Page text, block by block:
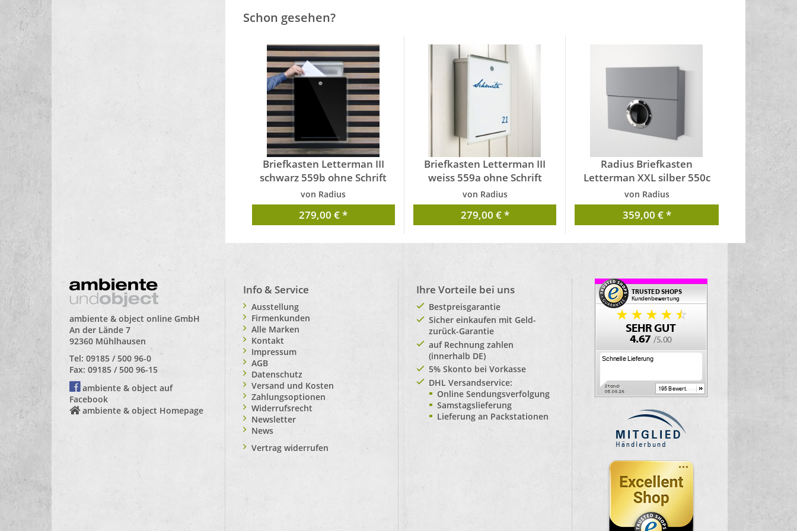
Schon gesehen?
Briefkasten Letterman III
schwarz 559b ohne Schrift
von Radius
279,00 € *
Briefkasten Letterman III
weiss 559a ohne Schrift
von Radius
279,00 € *
Radius Briefkasten
Letterman XXL silber 550c
von Radius
359,00 € *
ambiente & object online GmbH
An der Lände 7
92360 Mühlhausen
Tel: 09185 / 500 96-0
Fax: 09185 / 500 96-15
ambiente & object auf
Facebook
ambiente & object Homepage
Info & Service
Ausstellung
Firmenkunden
Alle Marken
Kontakt
Impressum
AGB
Datenschutz
Versand und Kosten
Zahlungsoptionen
Widerrufsrecht
Newsletter
News
Vertrag widerrufen
Ihre Vorteile bei uns
Bestpreisgarantie
Sicher einkaufen mit Geld-
zurück-Garantie
auf Rechnung zahlen
(innerhalb DE)
5% Skonto bei Vorkasse
DHL Versandservice:
Online Sendungsverfolgung
Samstagslieferung
Lieferung an Packstationen